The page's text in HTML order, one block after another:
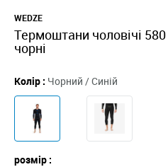
WEDZE
Термоштани чоловічі 580 для лижного спорту
чорні
Колір : Чорний / Синій
розмір :